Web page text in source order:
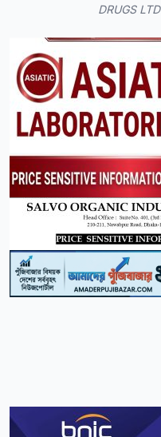
DRUGS LTD